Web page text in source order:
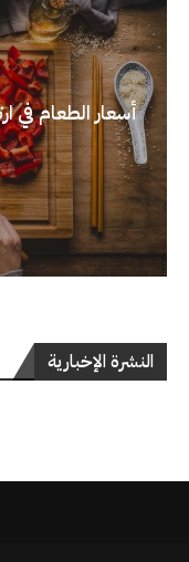
أسعار الطعام في
النشرة الإخبارية